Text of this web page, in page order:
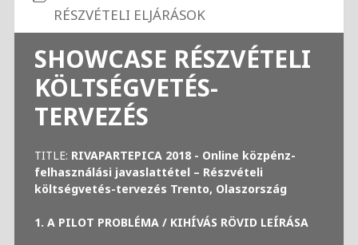
SHOWCASE RÉSZVÉTELI
KÖLTSÉGVETÉS-
TERVEZÉS
TITLE: RIVAPARTEPICA 2018 - Online közpénz-
felhasználási javaslattétel – Részvételi
költségvetés-tervezés Trento, Olaszország
1. A PILOT PROBLÉMA / KIHÍVÁS RÖVID LEÍRÁSA